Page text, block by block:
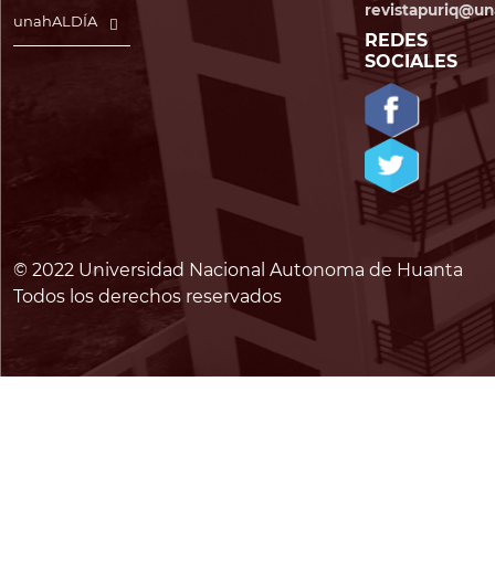
unahALDÍA
REDES
SOCIALES
© 2022 Universidad Nacional Autonoma de Huanta
Todos los derechos reservados